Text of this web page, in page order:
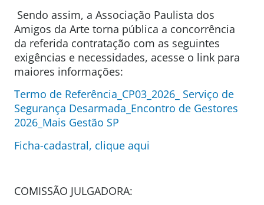
Sendo assim, a Associação Paulista dos
Amigos da Arte torna pública a concorrência
da referida contratação com as seguintes
exigências e necessidades, acesse o link para
maiores informações:
Termo de Referência_CP03_2026_ Serviço de
Segurança Desarmada_Encontro de Gestores
2026_Mais Gestão SP
Ficha-cadastral, clique aqui
COMISSÃO JULGADORA: